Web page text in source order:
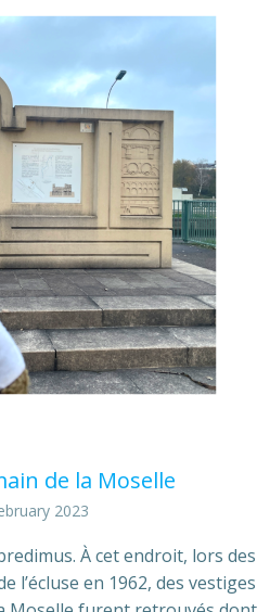
de la Moselle
2023
À cet endroit, lors des
l’écluse en 1962, des vestiges